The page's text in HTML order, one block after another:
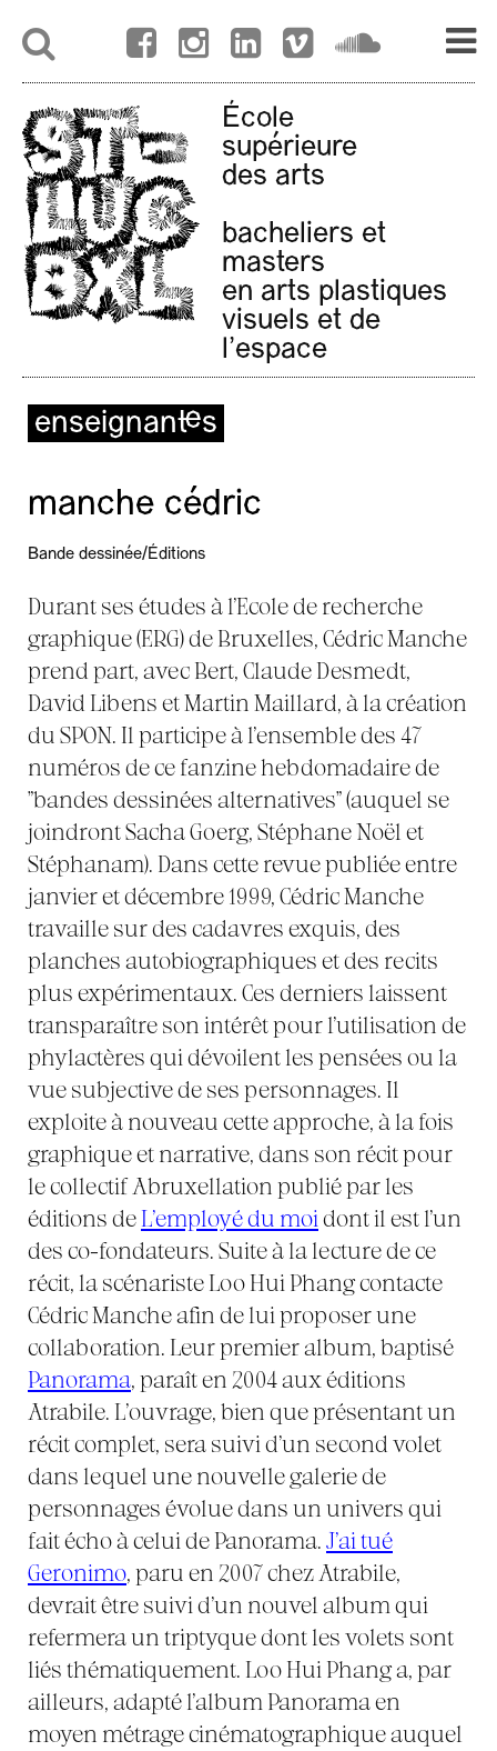
École
supérieure
des arts
bacheliers et
masters
en arts plastiques
visuels et de
l'espace
enseignant·es
manche cédric
Bande dessinée/Éditions
Durant ses études à l’Ecole de recherche
graphique (ERG) de Bruxelles, Cédric Manche
prend part, avec Bert, Claude Desmedt,
David Libens et Martin Maillard, à la création
du SPON. Il participe à l’ensemble des 47
numéros de ce fanzine hebdomadaire de
"bandes dessinées alternatives" (auquel se
joindront Sacha Goerg, Stéphane Noël et
Stéphanam). Dans cette revue publiée entre
janvier et décembre 1999, Cédric Manche
travaille sur des cadavres exquis, des
planches autobiographiques et des recits
plus expérimentaux. Ces derniers laissent
transparaître son intérêt pour l’utilisation de
phylactères qui dévoilent les pensées ou la
vue subjective de ses personnages. Il
exploite à nouveau cette approche, à la fois
graphique et narrative, dans son récit pour
le collectif Abruxellation publié par les
éditions deL’employé du moi dont il est l’un
des co-fondateurs. Suite à la lecture de ce
récit, la scénariste Loo Hui Phang contacte
Cédric Manche afin de lui proposer une
collaboration. Leur premier album, baptisé
Panorama, paraît en 2004 aux éditions
Atrabile. L’ouvrage, bien que présentant un
récit complet, sera suivi d’un second volet
dans lequel une nouvelle galerie de
personnages évolue dans un univers qui
fait écho à celui de Panorama. J’ai tué
Geronimo, paru en 2007 chez Atrabile,
devrait être suivi d’un nouvel album qui
refermera un triptyque dont les volets sont
liés thématiquement. Loo Hui Phang a, par
ailleurs, adapté l’album Panorama en
moyen métrage cinématographique auquel